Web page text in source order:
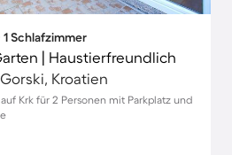
1 Schlafzimmer
| Haustierfreundlich
Kroatien
Krk für 2 Personen mit Parkplatz und